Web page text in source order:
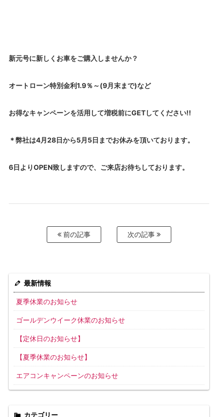
新元号に新しくお車をご購入しませんか？
オートローン特別金利1.9％～(9月末まで)など
お得なキャンペーンを活用して増税前にGETしてください!!
＊弊社は4月28日から5月5日までお休みを頂いております。
6日よりOPEN致しますので、ご来店お待ちしております。
前の記事 次の記事
最新情報
夏季休業のお知らせ
ゴールデンウイーク休業のお知らせ
【定休日のお知らせ】
【夏季休業のお知らせ】
エアコンキャンペーンのお知らせ
カテゴリー